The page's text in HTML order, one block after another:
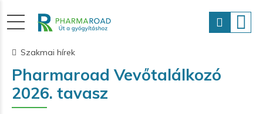
Szakmai hírek
Pharmaroad Vevőtalálkozó
2026. tavasz